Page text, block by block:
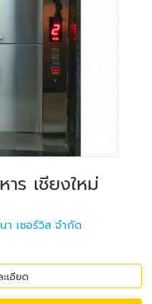
ร เชียงใหม่
า เซอร์วิส จำกัด
เอียด